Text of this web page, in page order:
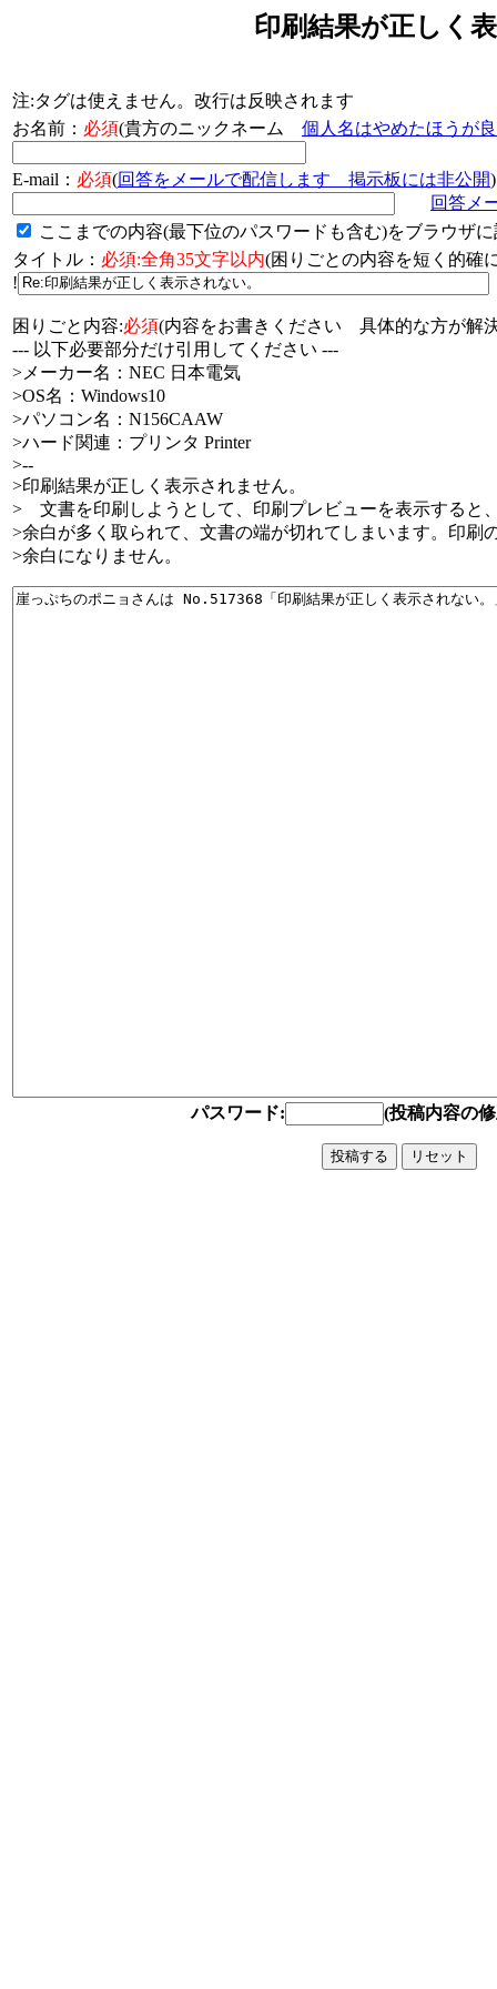
印刷結果が正しく
注:タグは使えません。改行は反映されます
お名前： 必須(貴方のニックネーム 個人名はやめたほうが
E-mail： 必須(回答をメールで配信します 掲示板には非公開)
回答メ
ここまでの内容(最下位のパスワードも含む)をブラウザ
タイトル： 必須:全角35文字以内(困りごとの内容を短く的
!
困りごと内容:必須(内容をお書きください 具体的な方が解
--- 以下必要部分だけ引用してください ---
>メーカー名：NEC 日本電気
>OS名：Windows10
>パソコン名：N156CAAW
>ハード関連：プリンタ Printer
>--
>印刷結果が正しく表示されません。
> 文書を印刷しようとして、印刷プレビューを表示すると
>余白が多く取られて、文書の端が切れてしまいます。印刷
>余白になりません。
パスワード: (投稿内容の